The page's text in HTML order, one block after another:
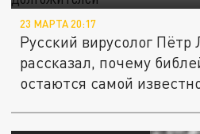
23 МАРТА 20:17
Русский вирусолог Пётр
рассказал, почему
остаются самой